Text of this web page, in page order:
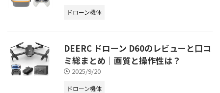
ドローン機体
DEERC ドローン D60のレビューと口コ
ミ総まとめ｜画質と操作性は？
2025/9/20
ドローン機体